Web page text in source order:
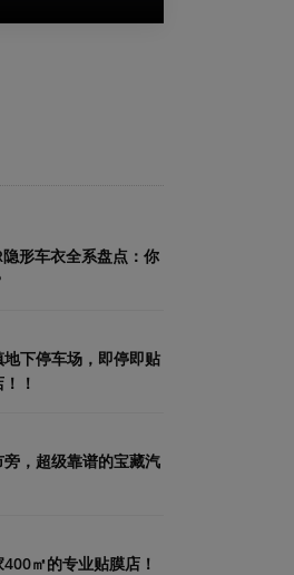
隐形车衣全系盘点：你
下停车场，即停即贴
！
，超级靠谱的宝藏汽
㎡的专业贴膜店！